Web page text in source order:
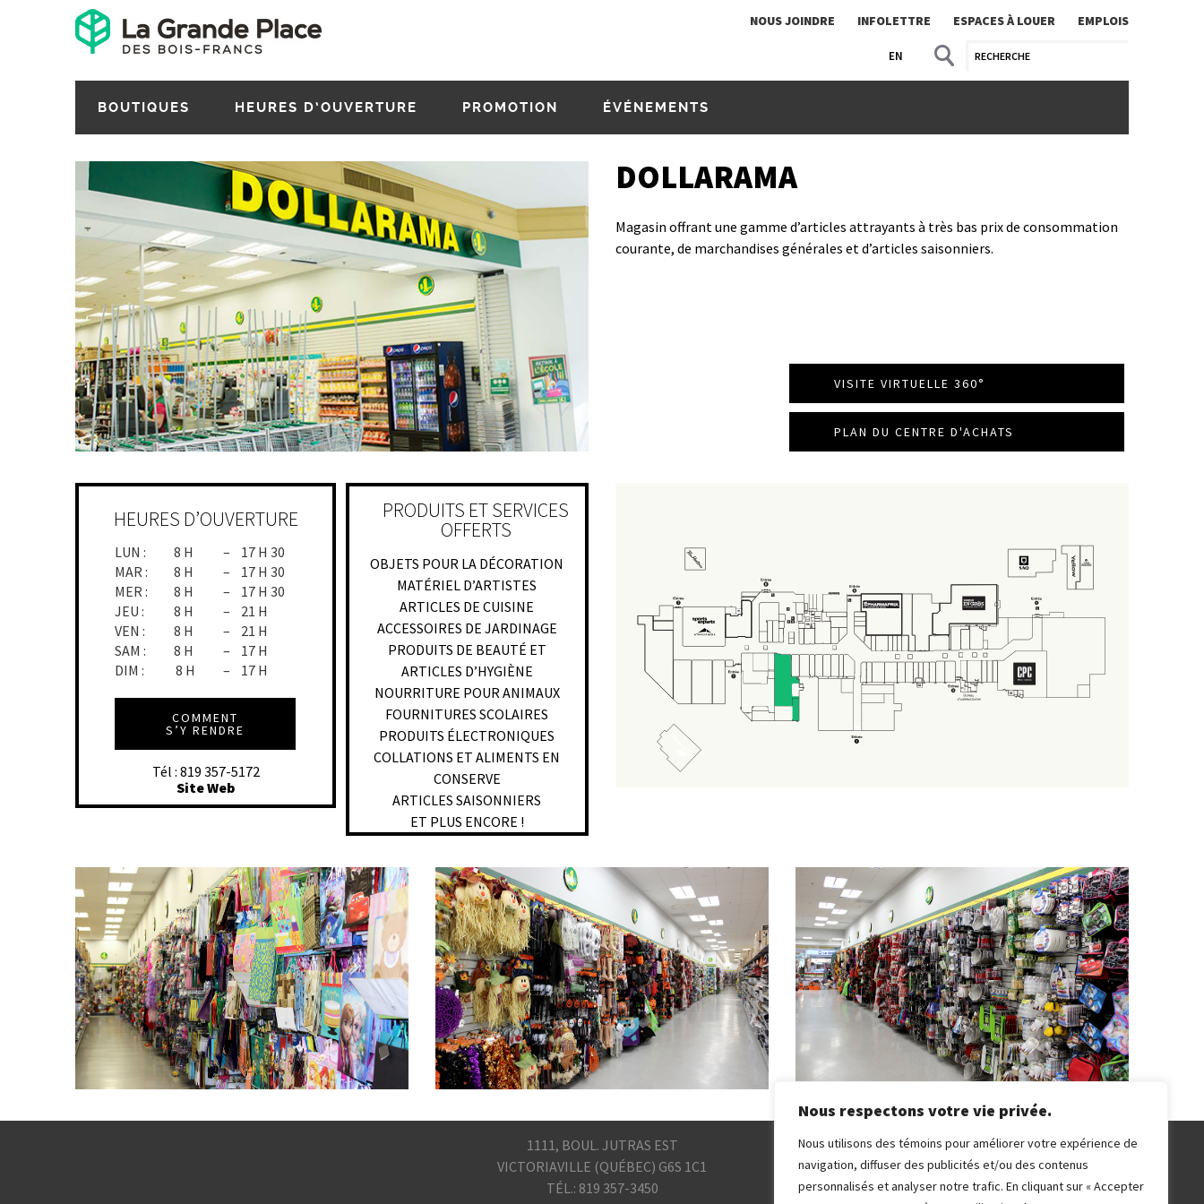
Nous respectons votre vie privée.
Nous utilisons des témoins pour améliorer votre expérience de
navigation, diffuser des publicités et/ou des contenus
personnalisés et analyser notre trafic. En cliquant sur « Accepter
NOUS JOINDRE INFOLETTRE ESPACES À LOUER EMPLOIS
EN
BOUTIQUES HEURES D’OUVERTURE PROMOTION ÉVÉNEMENTS
DOLLARAMA
Magasin offrant une gamme d’articles attrayants à très bas prix de consommation
courante, de marchandises générales et d’articles saisonniers.
VISITE VIRTUELLE 360°
PLAN DU CENTRE D'ACHATS
HEURES D’OUVERTURE
LUN : 8 H –
17 H 30
MAR :
8 H –
17 H 30
MER :
8 H –
17 H 30
JEU :
8 H –
21 H
VEN :
8 H –
21 H
SAM :
8 H –
17 H
DIM :
8 H – 17 H
COMMENT
S’Y RENDRE
Tél : 819 357-5172
Site Web
PRODUITS ET SERVICES
OFFERTS
OBJETS POUR LA DÉCORATION
MATÉRIEL D’ARTISTES
ARTICLES DE CUISINE
ACCESSOIRES DE JARDINAGE
PRODUITS DE BEAUTÉ ET
ARTICLES D’HYGIÈNE
NOURRITURE POUR ANIMAUX
FOURNITURES SCOLAIRES
PRODUITS ÉLECTRONIQUES
COLLATIONS ET ALIMENTS EN
CONSERVE
ARTICLES SAISONNIERS
ET PLUS ENCORE !
1111, BOUL. JUTRAS EST
VICTORIAVILLE (QUÉBEC) G6S 1C1
TÉL.: 819 357-3450